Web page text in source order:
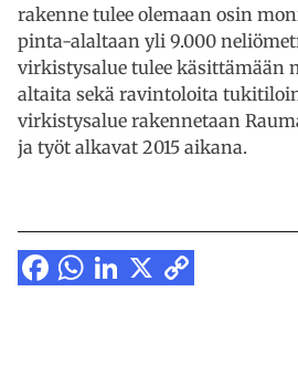
rakenne tulee olemaan osin
pinta-alaltaan yli 9.000
virkistysalue tulee käsittämään
altaita sekä ravintoloita
virkistysalue rakennetaan
ja työt alkavat 2015 aikana.